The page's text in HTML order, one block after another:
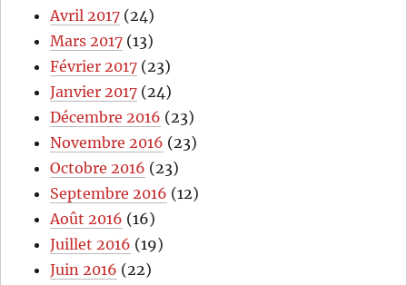
Avril 2017 (24)
Mars 2017 (13)
Février 2017 (23)
Janvier 2017 (24)
Décembre 2016 (23)
Novembre 2016 (23)
Octobre 2016 (23)
Septembre 2016 (12)
Août 2016 (16)
Juillet 2016 (19)
Juin 2016 (22)